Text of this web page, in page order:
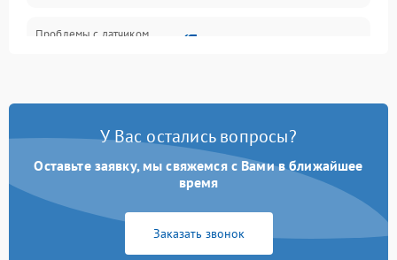
Проблемы с датчиком
Проблемы с блоком
1800 ₽ Подробнее →
Не завершает программу Подробнее →
1500 ₽ Подробнее →
У Вас остались вопросы?
Оставьте заявку, мы свяжемся с Вами в ближайшее
время
Заказать звонок